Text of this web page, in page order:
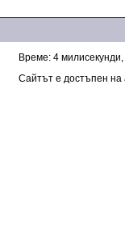
Време: 4
Сайтът е достъпен на